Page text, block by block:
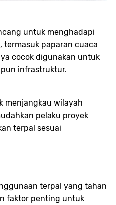
untuk menghadapi
termasuk paparan cuaca
cocok digunakan untuk
infrastruktur.
menjangkau wilayah
pelaku proyek
terpal sesuai
terpal yang tahan
faktor penting untuk